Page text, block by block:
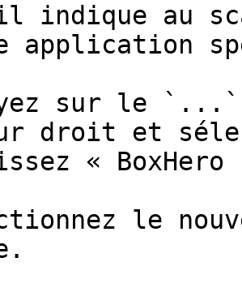
indique au
application
sur le `...`
droit et
« BoxHero
le